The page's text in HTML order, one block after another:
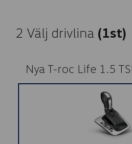
2 Välj drivlina (1st)
Nya T-roc Life 1.5